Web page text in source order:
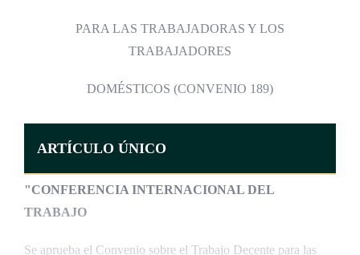
PARA LAS TRABAJADORAS Y LOS
TRABAJADORES
DOMÉSTICOS (CONVENIO 189)
ARTÍCULO ÚNICO
"CONFERENCIA INTERNACIONAL DEL
TRABAJO
Se aprueba el Convenio sobre el Trabajo Decente para las